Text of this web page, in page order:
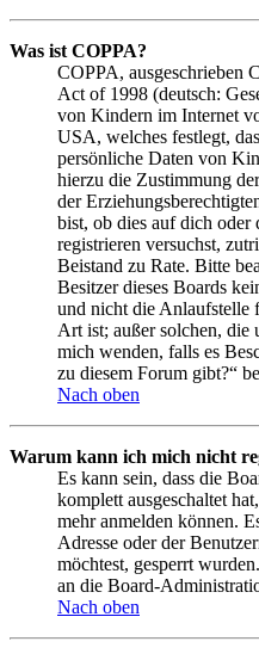
Was ist COPPA?
COPPA, ausgeschrieben
Act of 1998 (deutsch:
von Kindern im Internet
USA, welches festlegt,
persönliche Daten von
hierzu die Zustimmung
der
bist, ob dies auf dich oder
registrieren versuchst,
Beistand zu Rate. Bitte
Besitzer dieses Boards
und nicht die Anlaufstelle
Art ist; außer solchen, die
mich wenden, falls es
zu diesem Forum gibt?“
Nach oben
Warum kann ich mich nicht
Es kann sein, dass die
komplett ausgeschaltet
mehr anmelden können.
Adresse oder der
möchtest, gesperrt
an die Board-
Nach oben